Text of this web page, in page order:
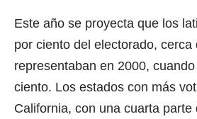
Este año se proyecta que los
por ciento del electorado,
representaban en 2000,
ciento. Los estados con más
California, con una cuarta parte